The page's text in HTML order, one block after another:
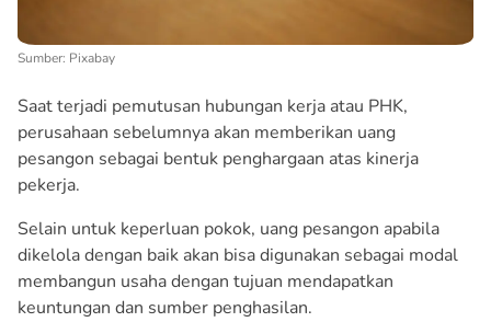
Sumber: Pixabay
Saat terjadi pemutusan hubungan kerja atau PHK,
perusahaan sebelumnya akan memberikan uang
pesangon sebagai bentuk penghargaan atas kinerja
pekerja.
Selain untuk keperluan pokok, uang pesangon apabila
dikelola dengan baik akan bisa digunakan sebagai modal
membangun usaha dengan tujuan mendapatkan
keuntungan dan sumber penghasilan.